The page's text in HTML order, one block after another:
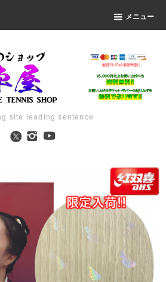
メニュー
site leading sentence